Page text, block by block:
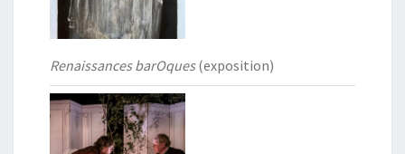
Renaissances barOques(exposition)